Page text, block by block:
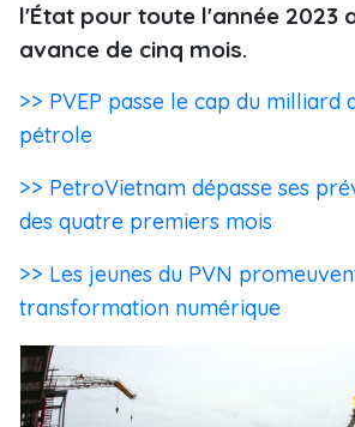
l'État pour toute l'année 2023
avance de cinq mois.
>> PVEP passe le cap du milliard
pétrole
>> PetroVietnam dépasse ses
des quatre premiers mois
>> Les jeunes du PVN
transformation numérique